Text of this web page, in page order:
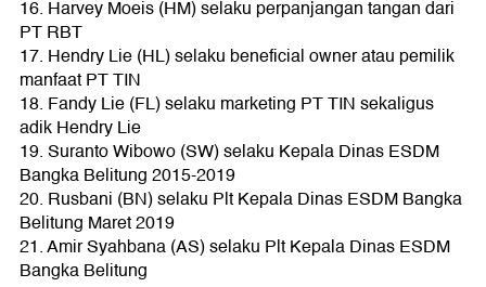
16. Harvey Moeis (HM) selaku perpanjangan tangan dari
PT RBT
17. Hendry Lie (HL) selaku beneficial owner atau pemilik
manfaat PT TIN
18. Fandy Lie (FL) selaku marketing PT TIN sekaligus
adik Hendry Lie
19. Suranto Wibowo (SW) selaku Kepala Dinas ESDM
Bangka Belitung 2015-2019
20. Rusbani (BN) selaku Plt Kepala Dinas ESDM Bangka
Belitung Maret 2019
21. Amir Syahbana (AS) selaku Plt Kepala Dinas ESDM
Bangka Belitung